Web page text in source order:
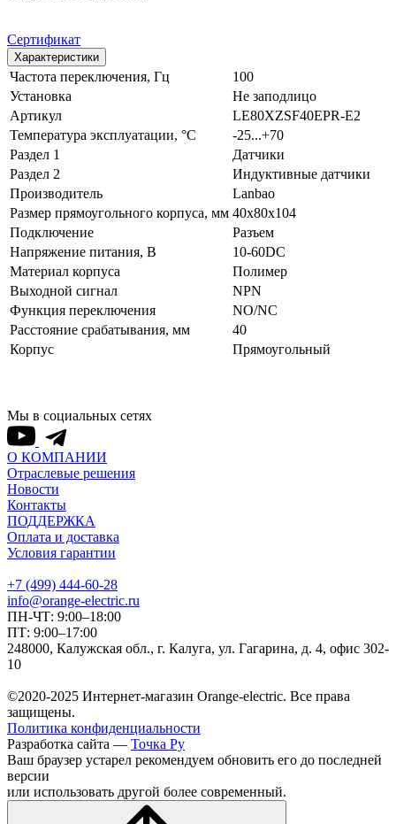
Сертификат
Характеристики
Частота переключения, Гц
100
Установка
Не заподлицо
Артикул
LE80XZSF40EPR-E2
Температура эксплуатации, °С
-25...+70
Раздел 1
Датчики
Раздел 2
Индуктивные датчики
Производитель
Lanbao
Размер прямоугольного корпуса, мм 40x80x104
Подключение
Разъем
Напряжение питания, В
10-60DC
Материал корпуса
Полимер
Выходной сигнал
NPN
Функция переключения
NO/NC
Расстояние срабатывания, мм
40
Корпус
Прямоугольный
Мы в социальных сетях
О КОМПАНИИ
Отраслевые решения
Новости
Контакты
ПОДДЕРЖКА
Оплата и доставка
Условия гарантии
+7 (499) 444-60-28
info@orange-electric.ru
ПН-ЧТ: 9:00–18:00
ПТ: 9:00–17:00
248000, Калужская обл., г. Калуга, ул. Гагарина, д. 4, офис 302-
10
©2020-2025 Интернет-магазин Orange-electric. Все права
защищены.
Политика конфиденциальности
Разработка сайта — Точка Ру
Ваш браузер устарел рекомендуем обновить его до последней
версии
или использовать другой более современный.